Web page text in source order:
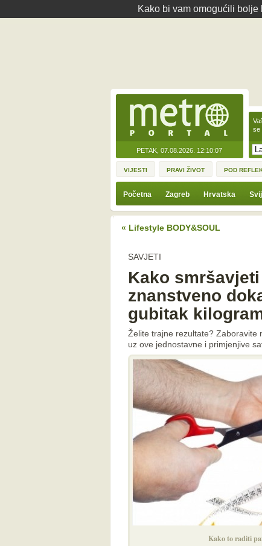
Kako bi vam omogućili
PETAK, 07.08.2026. 12:10:07
se
VIJESTI PRAVI ŽIVOT POD
Početna Zagreb Hrvatska
« Lifestyle BODY&SOUL
SAVJETI
Kako
znanstveno
gubitak
Želite trajne rezultate? Zaboravite
uz ove jednostavne i primjenjive
Kako to raditi